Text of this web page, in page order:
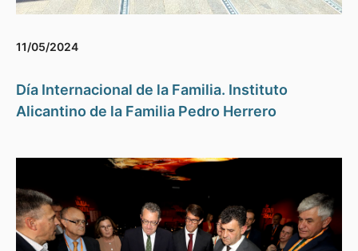
11/05/2024
Día Internacional de la Familia. Instituto
Alicantino de la Familia Pedro Herrero